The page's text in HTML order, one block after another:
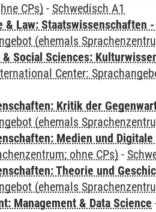
CPs) - Schwedisch A1
& Law: Staatswissenschaften
(ehemals
Social Sciences:
Center:
Kritik der
(ehemals
Medien und
ohne CPs) -
Theorie und
(ehemals
Management & Data Science